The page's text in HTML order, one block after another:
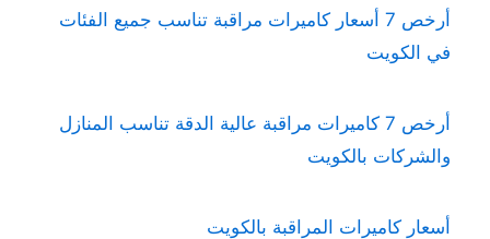
أرخص 7 أسعار كاميرات مراقبة تناسب جميع الفئات
في الكويت
أرخص 7 كاميرات مراقبة عالية الدقة تناسب المنازل
والشركات بالكويت
أسعار كاميرات المراقبة بالكويت